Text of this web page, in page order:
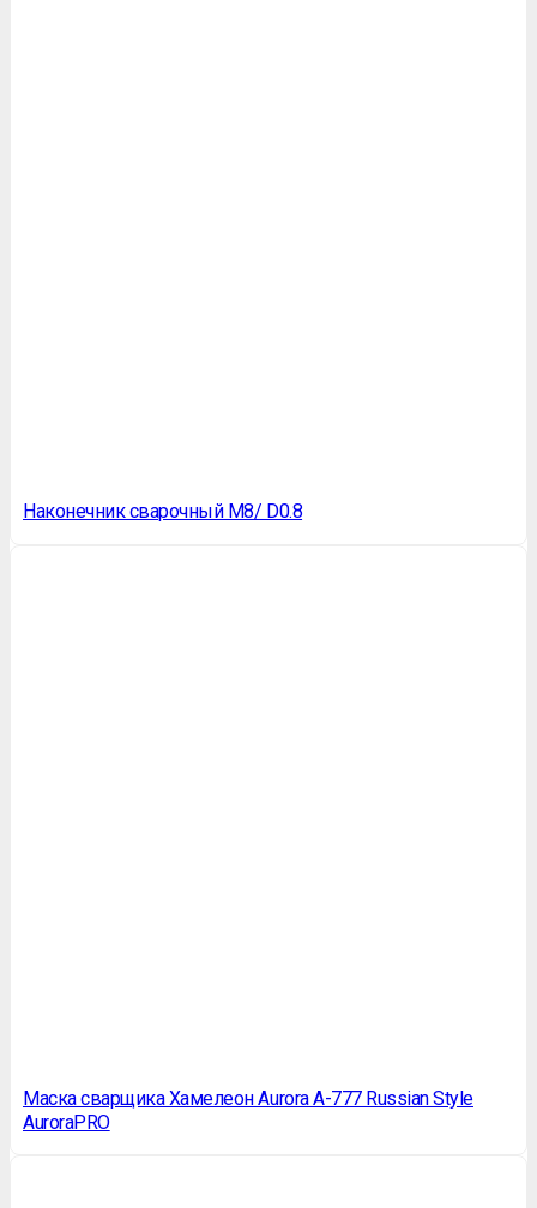
Наконечник сварочный M8/ D0.8
Маска сварщика Хамелеон Aurora A-777 Russian Style
AuroraPRO